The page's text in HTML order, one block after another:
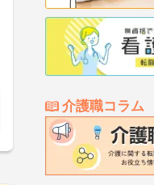
介護職コラム